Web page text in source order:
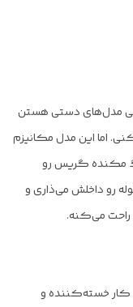
مدل‌های دستی هستن
اما این مدل مکانیزم
مکنده گریس رو
رو داخلش می‌ذاری و
راحت می‌کنه.
کار خسته‌کننده و